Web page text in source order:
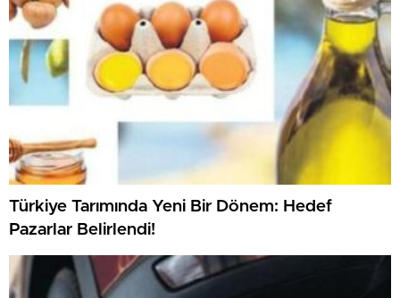
Türkiye Tarımında Yeni Bir Dönem: Hedef
Pazarlar Belirlendi!